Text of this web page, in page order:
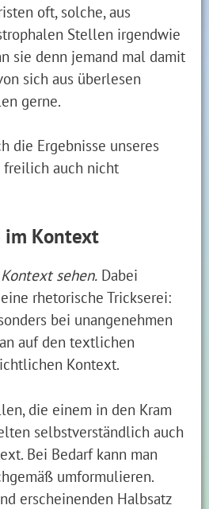
oft, solche, aus
Stellen irgendwie
sie denn jemand mal damit
sich aus überlesen
gerne.
die Ergebnisse unseres
freilich auch nicht
Kontext
sehen. Dabei
rhetorische Trickserei:
bei unangenehmen
auf den textlichen
Kontext.
die einem in den Kram
selbstverständlich auch
Bei Bedarf kann man
umformulieren.
erscheinenden Halbsatz